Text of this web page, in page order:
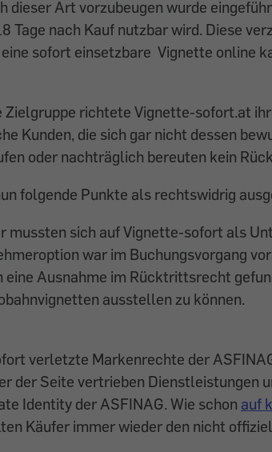
dieser Art vorzubeugen wurde
Tage nach Kauf nutzbar wird. Diese
eine sofort einsetzbare Vignette online
Zielgruppe richtete Vignette-sofort.at
Kunden, die sich gar nicht dessen
oder nachträglich bereuten kein
folgende Punkte als rechtswidrig
mussten sich auf Vignette-sofort als
war im Buchungsvorgang
eine Ausnahme im Rücktrittsrecht
ausstellen zu können.
verletzte Markenrechte der
der Seite vertrieben Dienstleistungen
Identity der ASFINAG. Wie schon auf
Käufer immer wieder den nicht